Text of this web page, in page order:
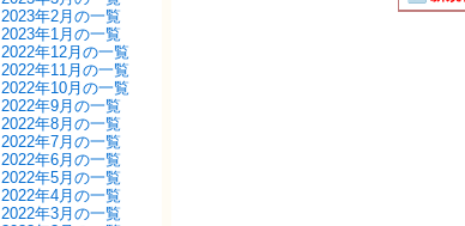
2023年2月の一覧
2023年1月の一覧
2022年12月の一覧
2022年11月の一覧
2022年10月の一覧
2022年9月の一覧
2022年8月の一覧
2022年7月の一覧
2022年6月の一覧
2022年5月の一覧
2022年4月の一覧
2022年3月の一覧